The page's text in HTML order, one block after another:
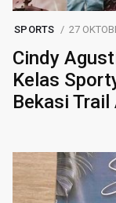
SPORTS 27
Cindy
Kelas
Bekasi